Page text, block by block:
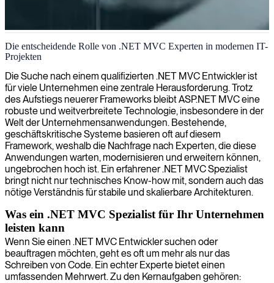
.NET MVC Entwicklung
Wir vermitteln qualifizierte .NET MVC-Entwickler, die
leistungsstarke, skalierbare Webanwendungen entwickeln, die auf
Ihre Geschäftsanforderungen zugeschnitten sind.
Die entscheidende Rolle von .NET MVC Experten in modernen IT-
Projekten
Die Suche nach einem qualifizierten .NET MVC Entwickler ist
für viele Unternehmen eine zentrale Herausforderung. Trotz
des Aufstiegs neuerer Frameworks bleibt ASP.NET MVC eine
robuste und weitverbreitete Technologie, insbesondere in der
Welt der Unternehmensanwendungen. Bestehende,
geschäftskritische Systeme basieren oft auf diesem
Framework, weshalb die Nachfrage nach Experten, die diese
Anwendungen warten, modernisieren und erweitern können,
ungebrochen hoch ist. Ein erfahrener .NET MVC Spezialist
bringt nicht nur technisches Know-how mit, sondern auch das
nötige Verständnis für stabile und skalierbare Architekturen.
Was ein .NET MVC Spezialist für Ihr Unternehmen
leisten kann
Wenn Sie einen .NET MVC Entwickler suchen oder
beauftragen möchten, geht es oft um mehr als nur das
Schreiben von Code. Ein echter Experte bietet einen
umfassenden Mehrwert. Zu den Kernaufgaben gehören: